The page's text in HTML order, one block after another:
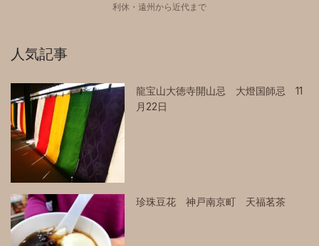
利休・遠州から近代まで
人気記事
龍宝山大徳寺開山忌 大燈国師忌 11
月22日
珍珠豆花 神戸南京町 天福茗茶